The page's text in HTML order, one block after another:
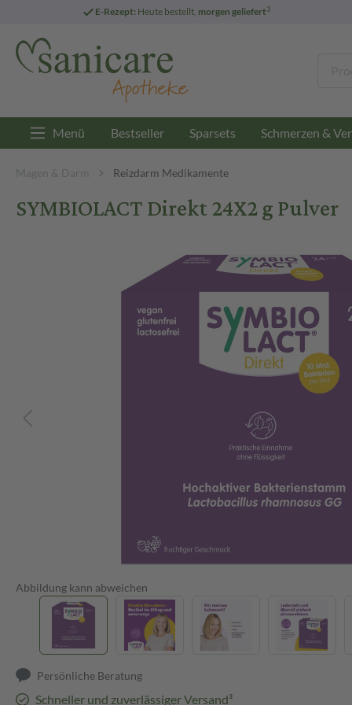
E-Rezept: Heute bestellt, morgen geliefert3
Menü Bestseller Sparsets Schmerzen &
Magen & Darm Reizdarm Medikamente
SYMBIOLACT Direkt 24X2 g Pulver
Abbildung kann abweichen
Persönliche Beratung
Schneller und zuverlässiger Versand³